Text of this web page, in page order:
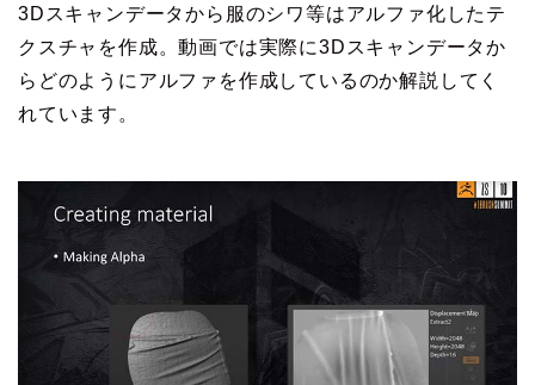
3Dスキャンデータから服のシワ等はアルファ化したテ
クスチャを作成。動画では実際に3Dスキャンデータか
らどのようにアルファを作成しているのか解説してく
れています。